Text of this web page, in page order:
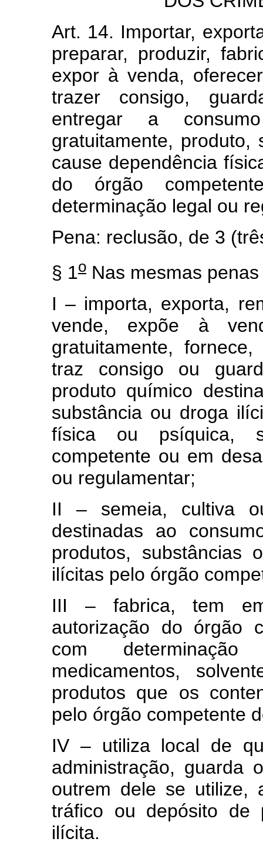
Art. 14. Importar,
preparar, produzir,
expor à venda,
trazer consigo,
entregar a
gratuitamente,
cause dependência
do órgão
determinação legal ou
Pena: reclusão, de 3
§ 1o Nas mesmas
I – importa, exporta,
vende, expõe à
gratuitamente,
traz consigo ou
produto químico
substância ou droga
física ou psíquica,
competente ou em
ou regulamentar;
II – semeia, cultiva
destinadas ao
produtos, substâncias
ilícitas pelo órgão
III – fabrica, tem
autorização do órgão
com
medicamentos,
produtos que os
pelo órgão competente
IV – utiliza local de
administração, guarda
outrem dele se utilize,
tráfico ou depósito de
ilícita.